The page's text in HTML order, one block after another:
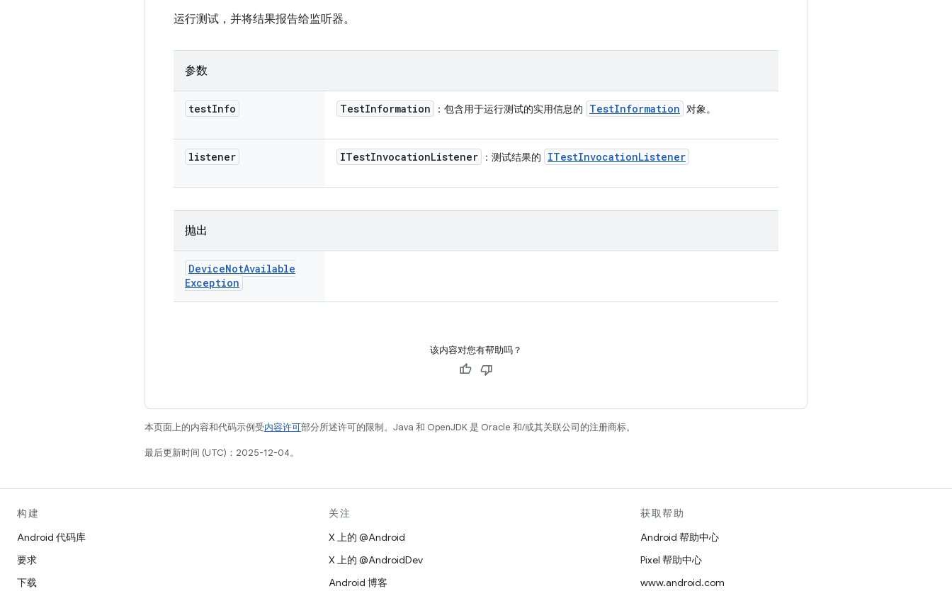
运行测试，并将结果报告给监听器。
参数
testInfo TestInformation ：包含用于运行测试的实用信息的 TestInformation 对象。
listener ITestInvocationListener ：测试结果的 ITestInvocationListener
抛出
DeviceNotAvailable
Exception
该内容对您有帮助吗？
本页面上的内容和代码示例受内容许可部分所述许可的限制。Java 和 OpenJDK 是 Oracle 和/或其关联公司的注册商标。
最后更新时间 (UTC)：2025-12-04。
构建
Android 代码库
要求
下载
关注
X 上的 @Android
X 上的 @AndroidDev
Android 博客
获取帮助
Android 帮助中心
Pixel 帮助中心
www.android.com